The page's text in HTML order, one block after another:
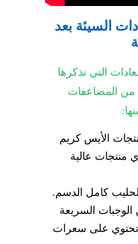
السيئة بعد
التي نذكرها
من المضاعفات
الأيس كريم
منتجات عالية
كامل الدسم.
الوجبات السريعة
تحتوي على سعرات